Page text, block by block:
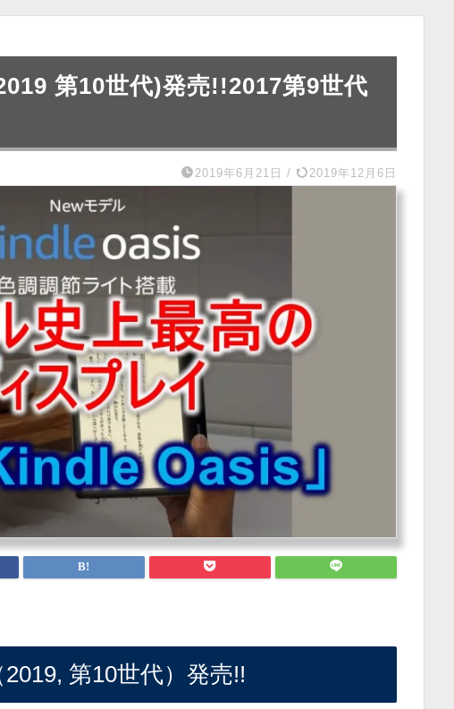
第10世代)発売!!2017第9世代
2019年6月21日 / 2019年12月6日
第10世代）発売!!